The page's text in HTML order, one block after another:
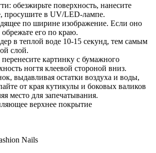
обезжирьте поверхность, нанесите
просушите в UV/LED-лампе.
по ширине изображение. Если оно
его по краю.
в теплой воде 10-15 секунд, тем самым
слой.
картинку с бумажного
ногтя клеевой стороной вниз.
выдавливая остатки воздуха и воды,
от края кутикулы и боковых валиков
место для запечатывания.
верхнее покрытие
Nails